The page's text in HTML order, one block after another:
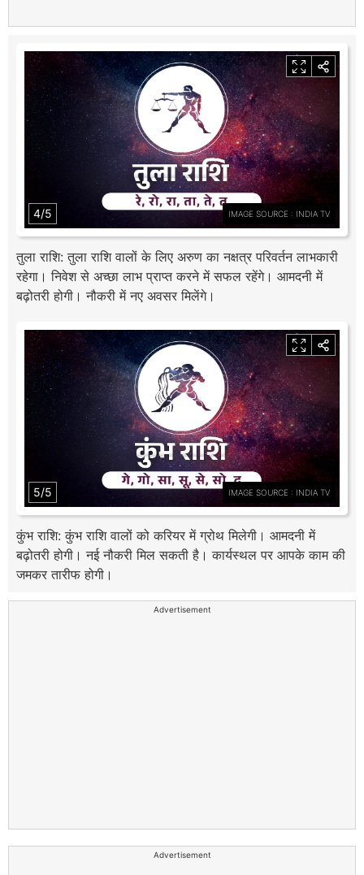
4/5 IMAGE SOURCE : INDIA TV
तुला राशि: तुला राशि वालों के लिए अरुण का नक्षत्र परिवर्तन लाभकारी
रहेगा। निवेश से अच्छा लाभ प्राप्त करने में सफल रहेंगे। आमदनी में
बढ़ोतरी होगी। नौकरी में नए अवसर मिलेंगे।
5/5 IMAGE SOURCE : INDIA TV
कुंभ राशि: कुंभ राशि वालों को करियर में ग्रोथ मिलेगी। आमदनी में
बढ़ोतरी होगी। नई नौकरी मिल सकती है। कार्यस्थल पर आपके काम की
जमकर तारीफ होगी।
Advertisement
Advertisement